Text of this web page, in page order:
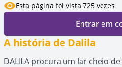
Esta página foi vista 725 vezes
Entrar em
A história de Dalila
DALILA procura um lar cheio